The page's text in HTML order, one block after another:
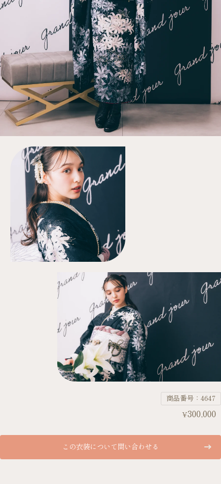
商品番号：4647
¥300,000
この衣装について問い合わせる